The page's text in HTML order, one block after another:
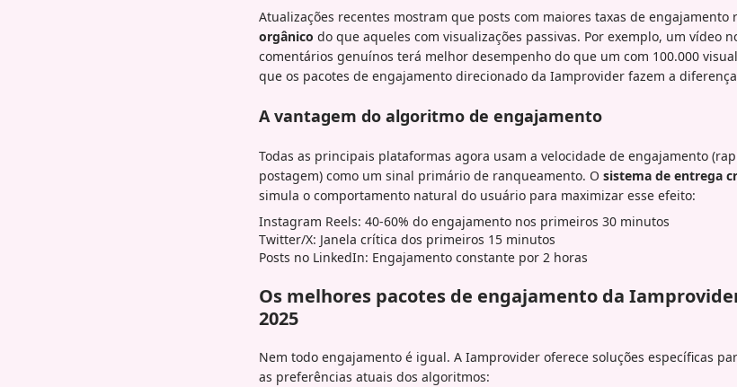
Atualizações recentes mostram que posts com maiores taxas de engajamento
orgânico do que aqueles com visualizações passivas. Por exemplo, um vídeo
comentários genuínos terá melhor desempenho do que um com 100.000
que os pacotes de engajamento direcionado da Iamprovider fazem a
A vantagem do algoritmo de engajamento
Todas as principais plataformas agora usam a velocidade de engajamento
postagem) como um sinal primário de ranqueamento. O sistema de entrega
simula o comportamento natural do usuário para maximizar esse efeito:
Instagram Reels: 40-60% do engajamento nos primeiros 30 minutos
Twitter/X: Janela crítica dos primeiros 15 minutos
Posts no LinkedIn: Engajamento constante por 2 horas
Os melhores pacotes de engajamento da
2025
Nem todo engajamento é igual. A Iamprovider oferece soluções específicas
as preferências atuais dos algoritmos: